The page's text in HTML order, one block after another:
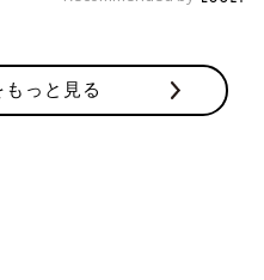
っと見る